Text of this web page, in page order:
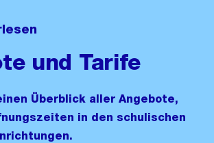
und Tarife
Überblick aller Angebote,
in den schulischen